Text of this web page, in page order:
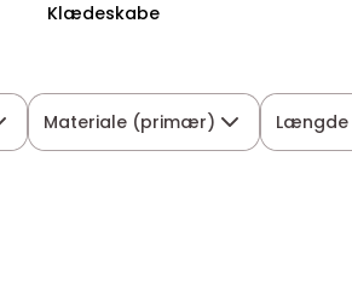
Klædeskabe
Materiale (primær) Længde